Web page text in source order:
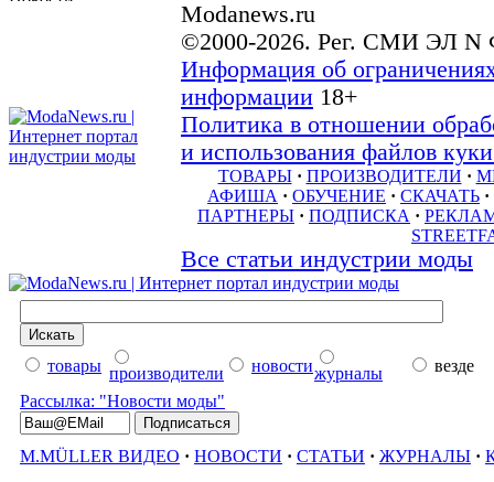
Modanews.ru
©2000-2026. Рег. СМИ ЭЛ N
Информация об
информации 18+
Политика в отношении
и использования файлов
ТОВАРЫ · ПРОИЗВОДИТЕЛИ ·
АФИША · ОБУЧЕНИЕ · СКАЧАТЬ ·
ПАРТНЕРЫ · ПОДПИСКА ·
Все статьи индустрии моды
товары производители новостижурналы
везде
Рассылка: "Новости моды"
M.MÜLLER ВИДЕО · НОВОСТИ · СТАТЬИ · ЖУРНАЛЫ ·